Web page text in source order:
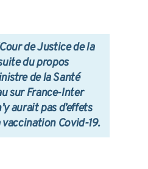
de Justice de la
du propos
de la Santé
sur France-Inter
aurait pas d’effets
Covid-19.